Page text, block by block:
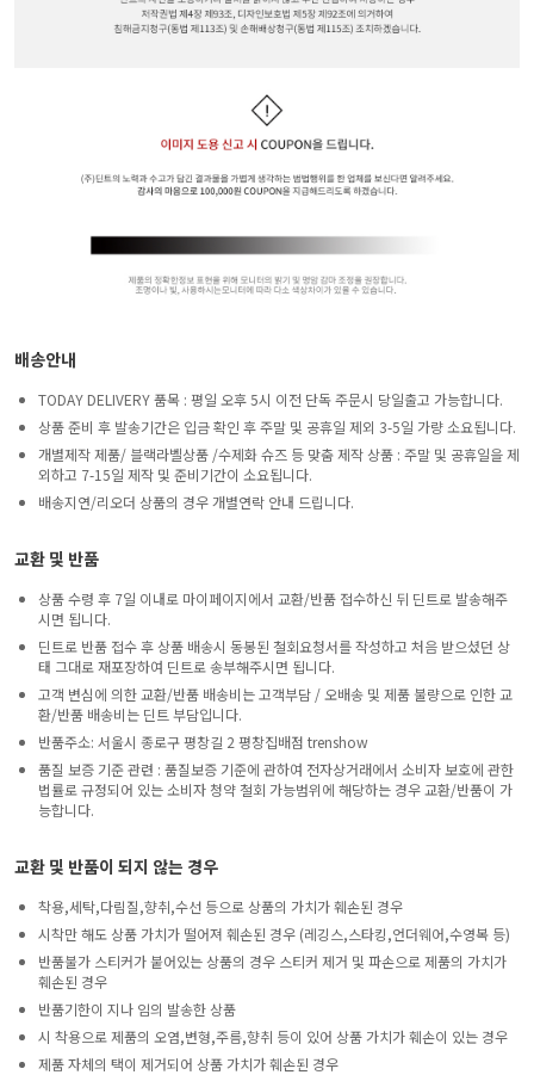
배송안내
TODAY DELIVERY 품목 : 평일 오후 5시 이전 단독 주문시 당일출고 가능합니다.
상품 준비 후 발송기간은 입금 확인 후 주말 및 공휴일 제외 3-5일 가량 소요됩니다.
개별제작 제품/ 블랙라벨상품 /수제화 슈즈 등 맞춤 제작 상품 : 주말 및 공휴일을 제
외하고 7-15일 제작 및 준비기간이 소요됩니다.
배송지연/리오더 상품의 경우 개별연락 안내 드립니다.
교환 및 반품
상품 수령 후 7일 이내로 마이페이지에서 교환/반품 접수하신 뒤 딘트로 발송해주
시면 됩니다.
딘트로 반품 접수 후 상품 배송시 동봉된 철회요청서를 작성하고 처음 받으셨던 상
태 그대로 재포장하여 딘트로 송부해주시면 됩니다.
고객 변심에 의한 교환/반품 배송비는 고객부담 / 오배송 및 제품 불량으로 인한 교
환/반품 배송비는 딘트 부담입니다.
반품주소: 서울시 종로구 평창길 2 평창집배점 trenshow
품질 보증 기준 관련 : 품질보증 기준에 관하여 전자상거래에서 소비자 보호에 관한
법률로 규정되어 있는 소비자 청약 철회 가능범위에 해당하는 경우 교환/반품이 가
능합니다.
교환 및 반품이 되지 않는 경우
착용,세탁,다림질,향취,수선 등으로 상품의 가치가 훼손된 경우
시착만 해도 상품 가치가 떨어져 훼손된 경우 (레깅스,스타킹,언더웨어,수영복 등)
반품불가 스티커가 붙어있는 상품의 경우 스티커 제거 및 파손으로 제품의 가치가
훼손된 경우
반품기한이 지나 임의 발송한 상품
시 착용으로 제품의 오염,변형,주름,향취 등이 있어 상품 가치가 훼손이 있는 경우
제품 자체의 택이 제거되어 상품 가치가 훼손된 경우